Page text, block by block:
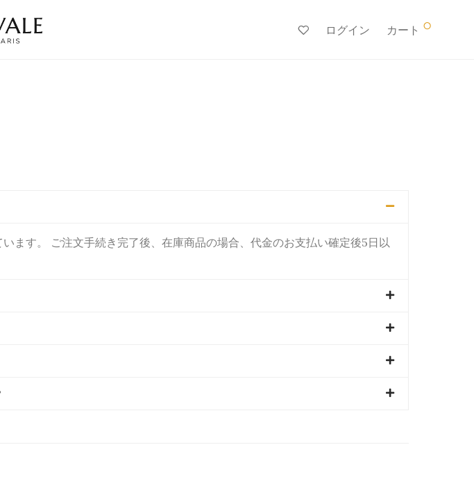
ログイン カート 0
ます。 ご注文手続き完了後、在庫商品の場合、代金のお支払い確定後5日以